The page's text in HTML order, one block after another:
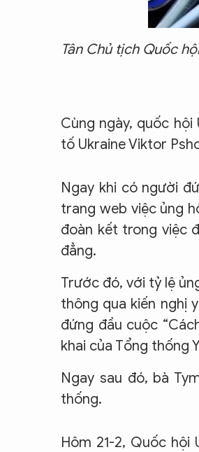
Tân Chủ tịch Quốc
Cùng ngày, quốc
tố Ukraine Viktor
Ngay khi có người
trang web việc ủng
đoàn kết trong việc
đẳng.
Trước đó, với tỷ lệ
thông qua kiến nghị
đứng đầu cuộc
khai của Tổng thống
Ngay sau đó, bà
thống.
Hôm 21-2, Quốc